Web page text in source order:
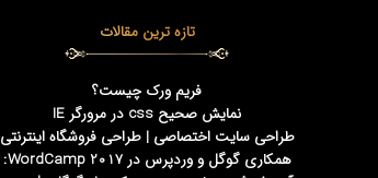
تازه ترین مقالات
فریم ورک چیست؟
نمایش صحیح css در مرورگر IE
طراحی سایت اختصاصی | طراحی فروشگاه اینترنتی
همکاری گوگل و وردپرس در WordCamp 2017: